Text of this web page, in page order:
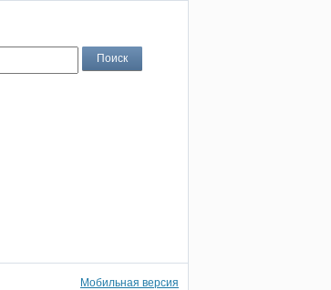
Мобильная версия